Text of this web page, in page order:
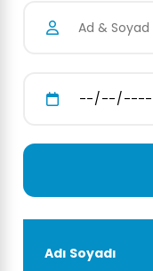
Adı Soyadı